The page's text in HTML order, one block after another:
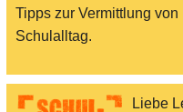
Tipps zur Vermittlung
Schulalltag.
Liebe